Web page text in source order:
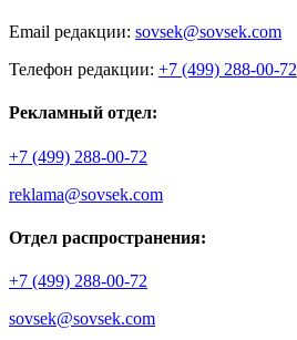
Email редакции: sovsek@sovsek.com
Телефон редакции: +7 (499) 288-00-72
Рекламный отдел:
+7 (499) 288-00-72
reklama@sovsek.com
Отдел распространения:
+7 (499) 288-00-72
sovsek@sovsek.com